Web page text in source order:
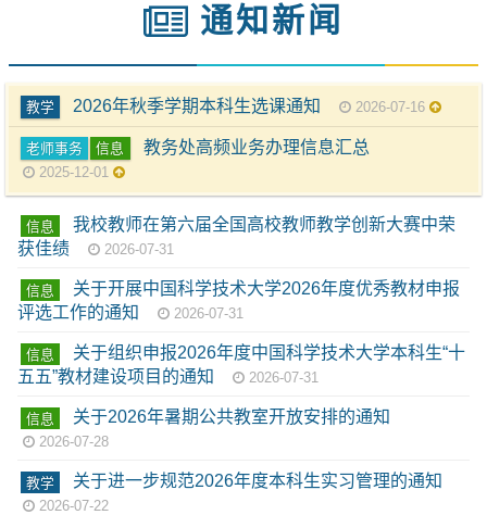
通知新闻
教学 2026年秋季学期本科生选课通知 2026-07-16
老师事务 信息 教务处高频业务办理信息汇总
2025-12-01
信息
我校教师在第六届全国高校教师教学创新大赛中荣
获佳绩
2026-07-31
信息
关于开展中国科学技术大学2026年度优秀教材申报
评选工作的通知
2026-07-31
信息
关于组织申报2026年度中国科学技术大学本科生“十
五五”教材建设项目的通知
2026-07-31
信息 关于2026年暑期公共教室开放安排的通知
2026-07-28
教学 关于进一步规范2026年度本科生实习管理的通知
2026-07-22